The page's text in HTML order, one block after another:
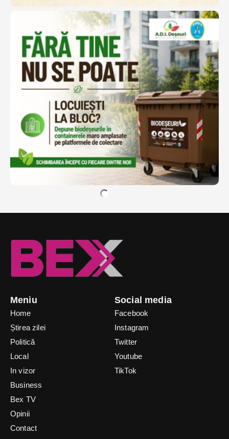
Meniu
Home
Știrea zilei
Politică
Local
In vizor
Business
Bex TV
Opinii
Contact
Social media
Facebook
Instagram
Twitter
Youtube
TikTok